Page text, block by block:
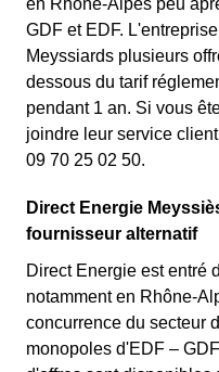
en Rhône-Alpes peu
GDF et EDF.
Meyssiards plusieurs
dessous du tarif
pendant 1 an. Si vous
joindre leur service
09 70 25 02 50.
Direct Energie
fournisseur alternatif
Direct Energie est entré
notamment en Rhône-
concurrence du secteur
monopoles d'EDF –